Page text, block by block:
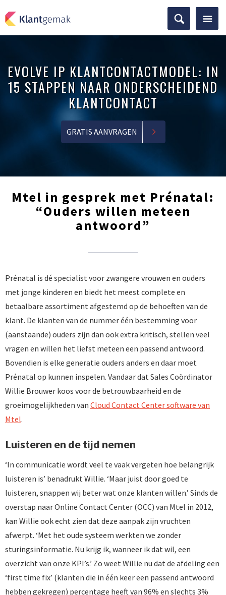
EVOLVE IP KLANTCONTACTMODEL: IN
15 STAPPEN NAAR ONDERSCHEIDEND
KLANTCONTACT
GRATIS AANVRAGEN
Mtel in gesprek met Prénatal:
“Ouders willen meteen
antwoord”
Prénatal is dé specialist voor zwangere vrouwen en ouders
met jonge kinderen en biedt het meest complete en
betaalbare assortiment afgestemd op de behoeften van de
klant. De klanten van de nummer één bestemming voor
(aanstaande) ouders zijn dan ook extra kritisch, stellen veel
vragen en willen het liefst meteen een passend antwoord.
Bovendien is elke generatie ouders anders en daar moet
Prénatal op kunnen inspelen. Vandaar dat Sales Coördinator
Willie Brouwer koos voor de betrouwbaarheid en de
groeimogelijkheden van Cloud Contact Center software van
Mtel.
Luisteren en de tijd nemen
‘In communicatie wordt veel te vaak vergeten hoe belangrijk
luisteren is’ benadrukt Willie. ‘Maar juist door goed te
luisteren, snappen wij beter wat onze klanten willen.’ Sinds de
overstap naar Online Contact Center (OCC) van Mtel in 2012,
kan Willie ook echt zien dat deze aanpak zijn vruchten
afwerpt. ‘Met het oude systeem werkten we zonder
sturingsinformatie. Nu krijg ik, wanneer ik dat wil, een
overzicht van onze KPI’s.’ Zo weet Willie nu dat de afdeling een
‘first time fix’ (klanten die in één keer een passend antwoord
hebben gekregen) percentage heeft van 96% en slechts 3%